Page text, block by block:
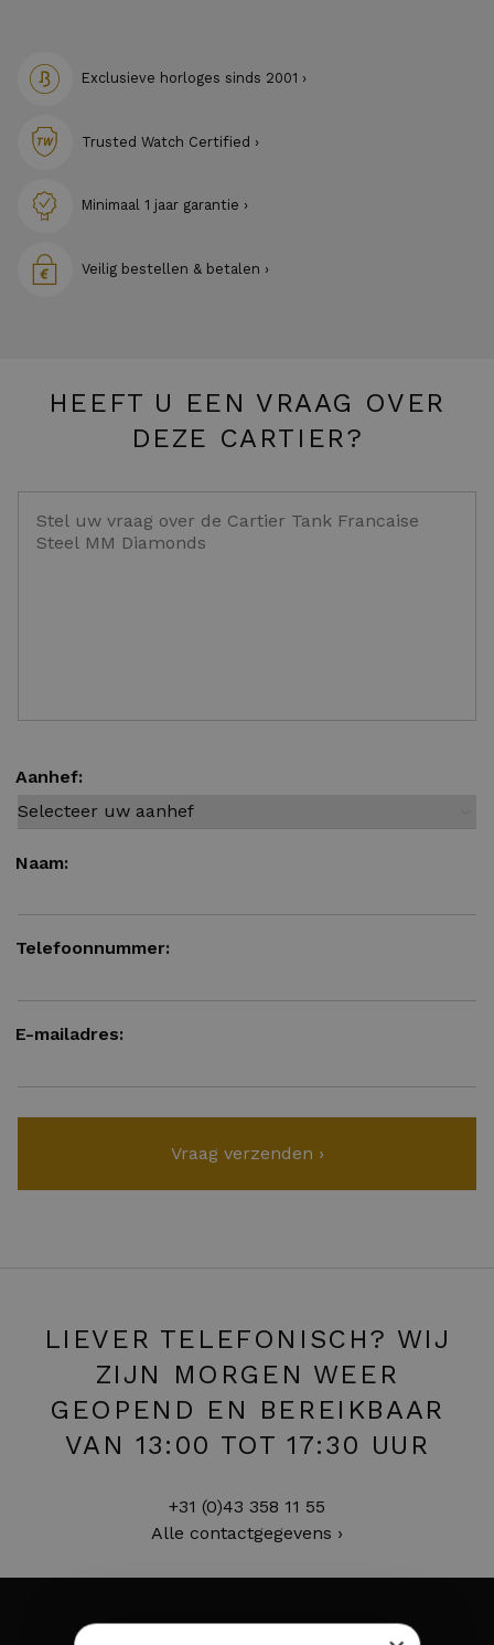
Exclusieve horloges sinds 2001 ›
Trusted Watch Certified ›
Minimaal 1 jaar garantie ›
Veilig bestellen & betalen ›
HEEFT U EEN VRAAG OVER
DEZE CARTIER?
Aanhef:
Naam:
Telefoonnummer:
E-mailadres:
LIEVER TELEFONISCH? WIJ
ZIJN MORGEN WEER
GEOPEND EN BEREIKBAAR
VAN 13:00 TOT 17:30 UUR
+31 (0)43 358 11 55
Alle contactgegevens ›